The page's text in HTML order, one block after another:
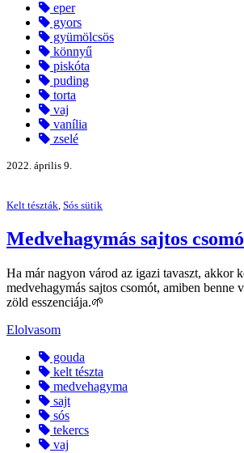
eper
gyors
gyümölcsös
könnyű
piskóta
puding
torta
vaj
vanília
zselé
2022. április 9.
Kelt tészták, Sós sütik
Medvehagymás sajtos csomó
Ha már nagyon várod az igazi tavaszt, akkor
medvehagymás sajtos csomót, amiben benne
zöld esszenciája.🌱
Elolvasom
gouda
kelt tészta
medvehagyma
sajt
sós
tekercs
vaj